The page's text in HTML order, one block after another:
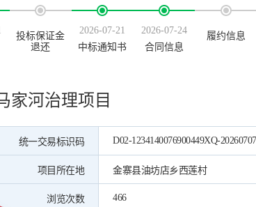
投标保证金
退还
2026-07-21
中标通知书
2026-07-24
合同信息
履约信息
家河治理项目
统一交易标识码 D02-1234140076900449XQ-
项目所在地 金寨县油坊店乡西莲村
浏览次数 466